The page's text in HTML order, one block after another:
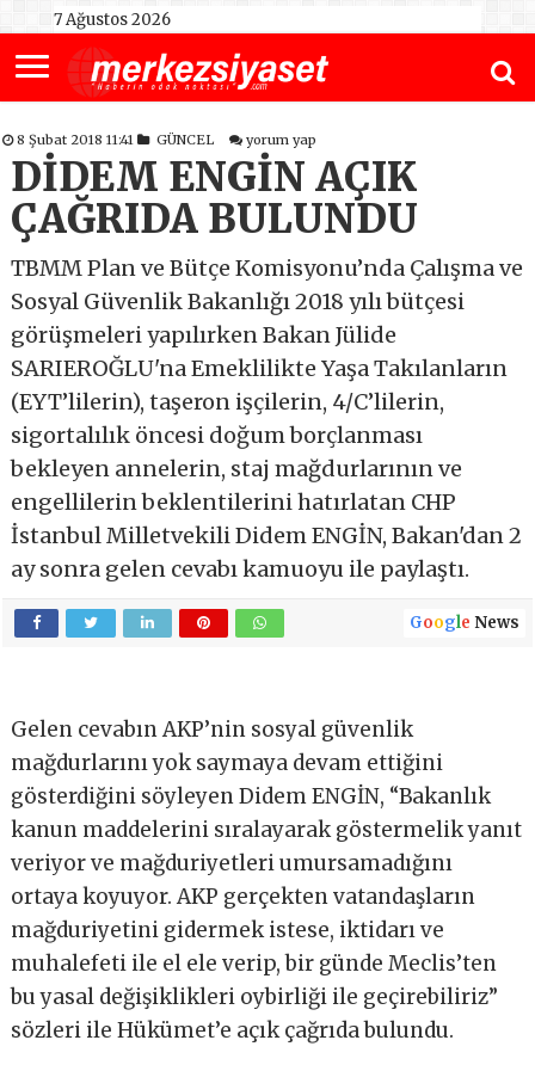
7 Ağustos 2026
8 Şubat 2018 11:41 GÜNCEL yorum yap
DİDEM ENGİN AÇIK
ÇAĞRIDA BULUNDU
TBMM Plan ve Bütçe Komisyonu’nda Çalışma ve
Sosyal Güvenlik Bakanlığı 2018 yılı bütçesi
görüşmeleri yapılırken Bakan Jülide
SARIEROĞLU'na Emeklilikte Yaşa Takılanların
(EYT’lilerin), taşeron işçilerin, 4/C’lilerin,
sigortalılık öncesi doğum borçlanması
bekleyen annelerin, staj mağdurlarının ve
engellilerin beklentilerini hatırlatan CHP
İstanbul Milletvekili Didem ENGİN, Bakan'dan 2
ay sonra gelen cevabı kamuoyu ile paylaştı.
Google News
Gelen cevabın AKP’nin sosyal güvenlik
mağdurlarını yok saymaya devam ettiğini
gösterdiğini söyleyen Didem ENGİN, “Bakanlık
kanun maddelerini sıralayarak göstermelik yanıt
veriyor ve mağduriyetleri umursamadığını
ortaya koyuyor. AKP gerçekten vatandaşların
mağduriyetini gidermek istese, iktidarı ve
muhalefeti ile el ele verip, bir günde Meclis’ten
bu yasal değişiklikleri oybirliği ile geçirebiliriz”
sözleri ile Hükümet’e açık çağrıda bulundu.